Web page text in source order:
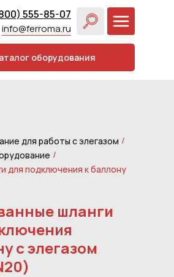
555-85-07
info@ferroma.ru
оборудования
для работы с элегазом /
/
для подключения к баллону
шланги
с элегазом